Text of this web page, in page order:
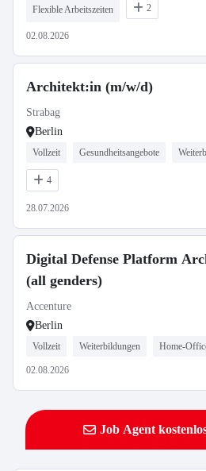
Flexible Arbeitszeiten 2
02.08.2026
Architekt:in (m/w/d)
Strabag
Berlin
Vollzeit Gesundheitsangebote
4
28.07.2026
Digital Defense Platform
(all genders)
Accenture
Berlin
Vollzeit Weiterbildungen Home-
02.08.2026
Job Agent